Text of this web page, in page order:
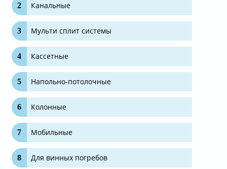
Канальные
Мульти сплит системы
Кассетные
Напольно-потолочные
Колонные
Мобильные
Для винных погребов